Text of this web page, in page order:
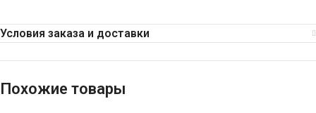
Условия заказа и доставки
Похожие товары